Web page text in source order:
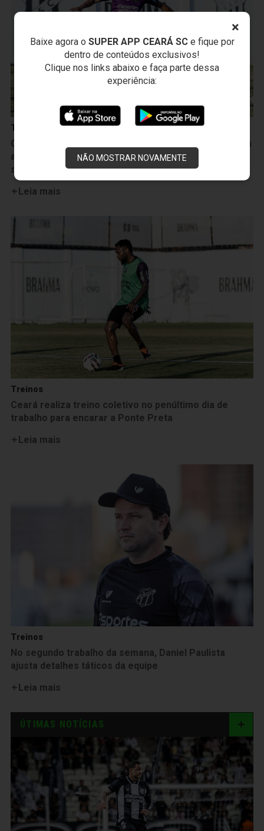
×
Baixe agora o SUPER APP CEARÁ SCe fique por
dentro de conteúdos exclusivos!
Clique nos links abaixo e faça parte dessa
experiência:
NÃO MOSTRAR NOVAMENTE
Treinos
Ceará realiza sua última atividade antes do duelo com
a Ponte Preta e está pronto para o confronto desta
sexta-feira, 7
Leia mais
Treinos
Ceará realiza treino coletivo no penúltimo dia de
trabalho para encarar a Ponte Preta
Leia mais
Treinos
No segundo trabalho da semana, Daniel Paulista
ajusta detalhes táticos da equipe
Leia mais
ÚTIMAS NOTÍCIAS